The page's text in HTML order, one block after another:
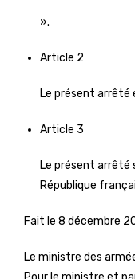
».
Article 2
Le présent arrêté
Article 3
Le présent arrêté
République
Fait le 8 décembre
Le ministre des